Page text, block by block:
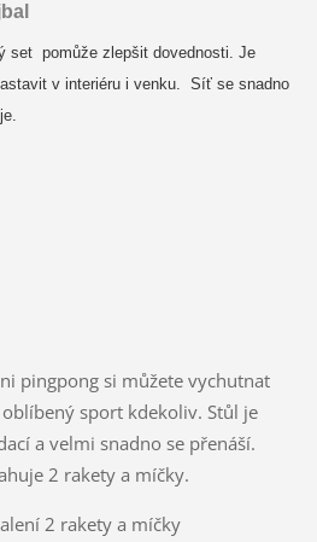
set pomůže zlepšit dovednosti. Je
v interiéru i venku. Síť se snadno
pingpong si můžete vychutnat
sport kdekoliv. Stůl je
a velmi snadno se přenáší.
2 rakety a míčky.
2 rakety a míčky